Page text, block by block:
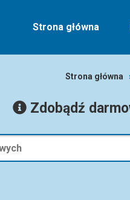
Strona główna
Strona główna
Zdobądź